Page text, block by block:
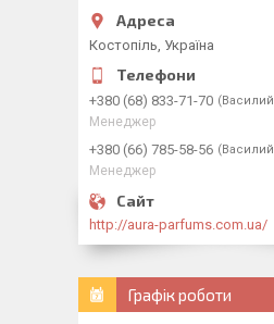
Костопіль, Україна
+380 (68) 833-71-70 Василий
Менеджер
+380 (66) 785-58-56 Василий
Менеджер
http://aura-parfums.com.ua/
Графік роботи